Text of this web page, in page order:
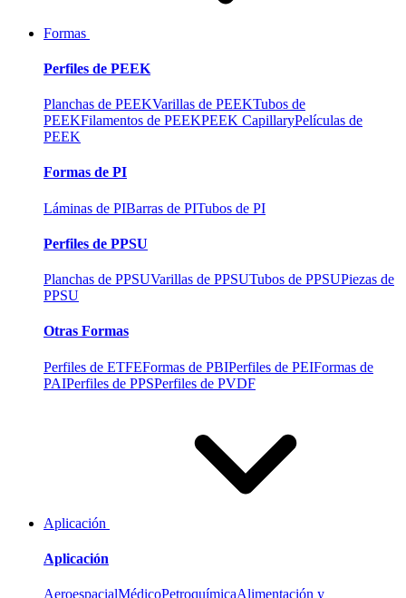
Formas
Perfiles de PEEK
Planchas de PEEKVarillas de PEEKTubos de
PEEKFilamentos de PEEKPEEK CapillaryPelículas de
PEEK
Formas de PI
Láminas de PIBarras de PITubos de PI
Perfiles de PPSU
Planchas de PPSUVarillas de PPSUTubos de PPSUPiezas de
PPSU
Otras Formas
Perfiles de ETFEFormas de PBIPerfiles de PEIFormas de
PAIPerfiles de PPSPerfiles de PVDF
Aplicación
Aplicación
AeroespacialMédicoPetroquímicaAlimentación y